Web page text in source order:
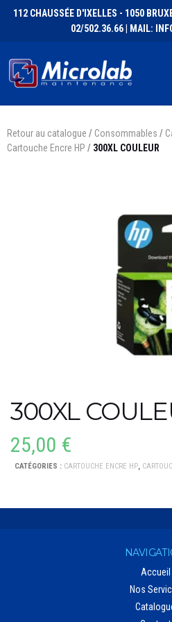
112 CHAUSSÉE D'IXELLES - 1050
02/502.36.66 | MAIL:
Retour au catalogue / Consommables /
Cartouche Encre HP / 300XL COULEUR
300XL
25,00 €
CATÉGORIES : CARTOUCHE ENCRE HP,
Accueil
Nos